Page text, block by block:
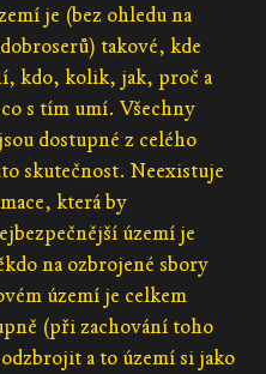
je (bez ohledu na
takové, kde
kdo, kolik, jak, proč a
s tím umí. Všechny
dostupné z celého
skutečnost. Neexistuje
která by
území je
na ozbrojené sbory
území je celkem
(při zachování toho
a to území si jako